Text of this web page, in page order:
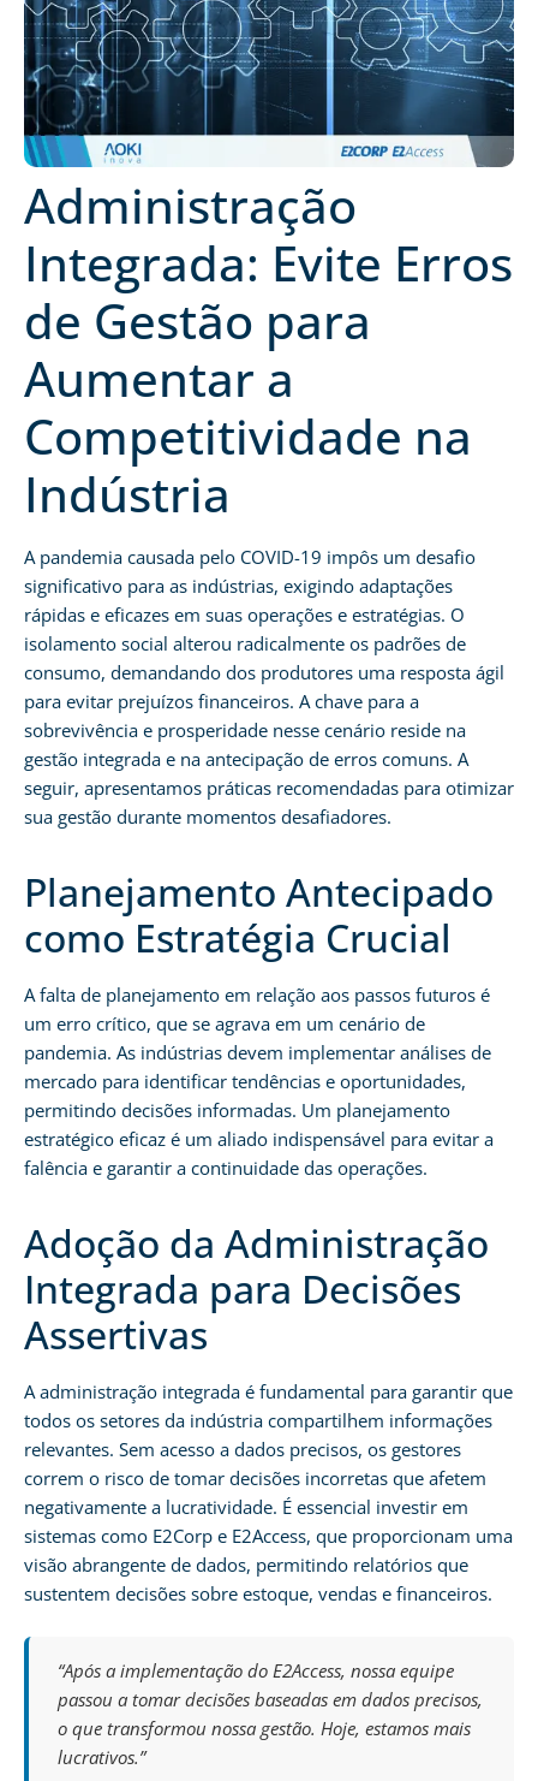
Administração
Integrada: Evite Erros
de Gestão para
Aumentar a
Competitividade na
Indústria
A pandemia causada pelo COVID-19 impôs um desafio
significativo para as indústrias, exigindo adaptações
rápidas e eficazes em suas operações e estratégias. O
isolamento social alterou radicalmente os padrões de
consumo, demandando dos produtores uma resposta ágil
para evitar prejuízos financeiros. A chave para a
sobrevivência e prosperidade nesse cenário reside na
gestão integrada e na antecipação de erros comuns. A
seguir, apresentamos práticas recomendadas para otimizar
sua gestão durante momentos desafiadores.
Planejamento Antecipado
como Estratégia Crucial
A falta de planejamento em relação aos passos futuros é
um erro crítico, que se agrava em um cenário de
pandemia. As indústrias devem implementar análises de
mercado para identificar tendências e oportunidades,
permitindo decisões informadas. Um planejamento
estratégico eficaz é um aliado indispensável para evitar a
falência e garantir a continuidade das operações.
Adoção da Administração
Integrada para Decisões
Assertivas
A administração integrada é fundamental para garantir que
todos os setores da indústria compartilhem informações
relevantes. Sem acesso a dados precisos, os gestores
correm o risco de tomar decisões incorretas que afetem
negativamente a lucratividade. É essencial investir em
sistemas como E2Corp e E2Access, que proporcionam uma
visão abrangente de dados, permitindo relatórios que
sustentem decisões sobre estoque, vendas e financeiros.
“Após a implementação do E2Access, nossa equipe
passou a tomar decisões baseadas em dados precisos,
o que transformou nossa gestão. Hoje, estamos mais
lucrativos.”